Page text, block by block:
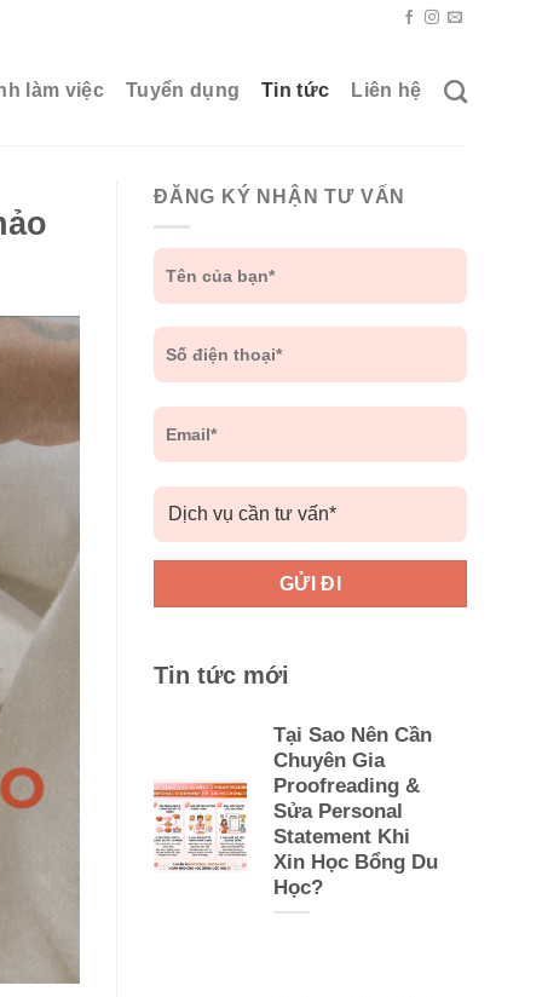
làm việc Tuyển dụng Tin tức Liên hệ
ĐĂNG KÝ NHẬN TƯ VẤN
Tin tức mới
Tại Sao Nên Cần
Chuyên Gia
Proofreading &
Sửa Personal
Statement Khi
Xin Học Bổng Du
Học?